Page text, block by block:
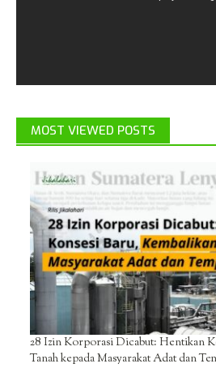
MOST VIEWED POSTS
28 Izin Korporasi Dicabut: Hentikan
Tanah kepada Masyarakat Adat dan